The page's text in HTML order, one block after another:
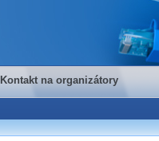
organizátory této
kontaktovat na e-mailu:
Kontakt na organizátory